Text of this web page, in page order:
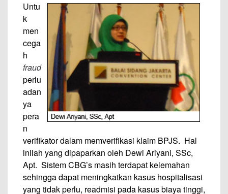
Untu
k
men
cega
h
fraud
perlu
adan
ya
pera
n
verifikator dalam memverifikasi klaim BPJS. Hal
inilah yang dipaparkan oleh Dewi Ariyani, SSc,
Apt. Sistem CBG’s masih terdapat kelemahan
sehingga dapat meningkatkan kasus hospitalisasi
yang tidak perlu, readmisi pada kasus biaya tinggi,